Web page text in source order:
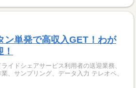
単発で高収入GET！わが
イドシェアサービス利用者の送迎業務、
、サンプリング、データ入力 テレオペ、